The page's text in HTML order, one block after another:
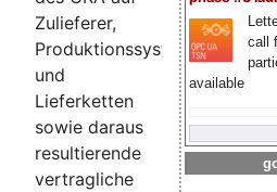
call
available
Zulieferer,
Produktionssysteme
und
Lieferketten
sowie daraus
resultierende
vertragliche